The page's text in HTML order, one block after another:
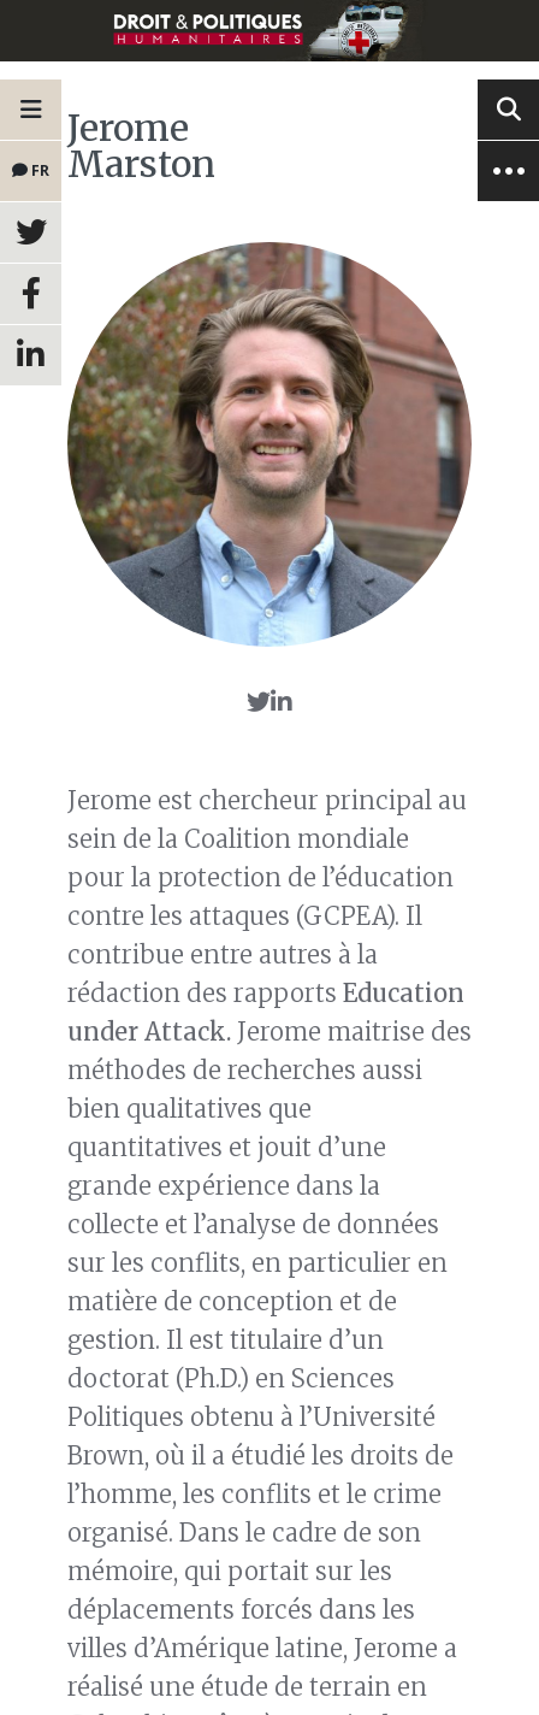
FR
Jerome
Marston
Jerome est chercheur principal au
sein de la Coalition mondiale
pour la protection de l’éducation
contre les attaques (GCPEA). Il
contribue entre autres à la
rédaction des rapports Education
under Attack. Jerome maitrise des
méthodes de recherches aussi
bien qualitatives que
quantitatives et jouit d’une
grande expérience dans la
collecte et l’analyse de données
sur les conflits, en particulier en
matière de conception et de
gestion. Il est titulaire d’un
doctorat (Ph.D.) en Sciences
Politiques obtenu à l’Université
Brown, où il a étudié les droits de
l’homme, les conflits et le crime
organisé. Dans le cadre de son
mémoire, qui portait sur les
déplacements forcés dans les
villes d’Amérique latine, Jerome a
réalisé une étude de terrain en